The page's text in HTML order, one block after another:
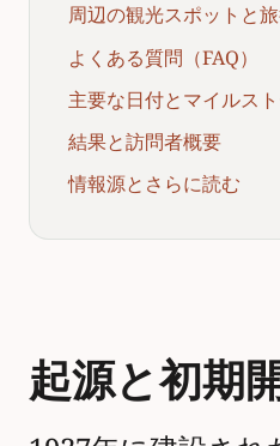
周辺の観光スポットと
よくある質問（FAQ）
主要な日付とマイルス
結果と訪問者概要
情報源とさらに読む
起源と初期